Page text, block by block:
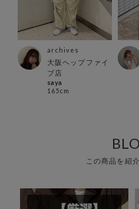
archives
大阪ヘップファイ
ブ店
saya
165cm
この商品を紹